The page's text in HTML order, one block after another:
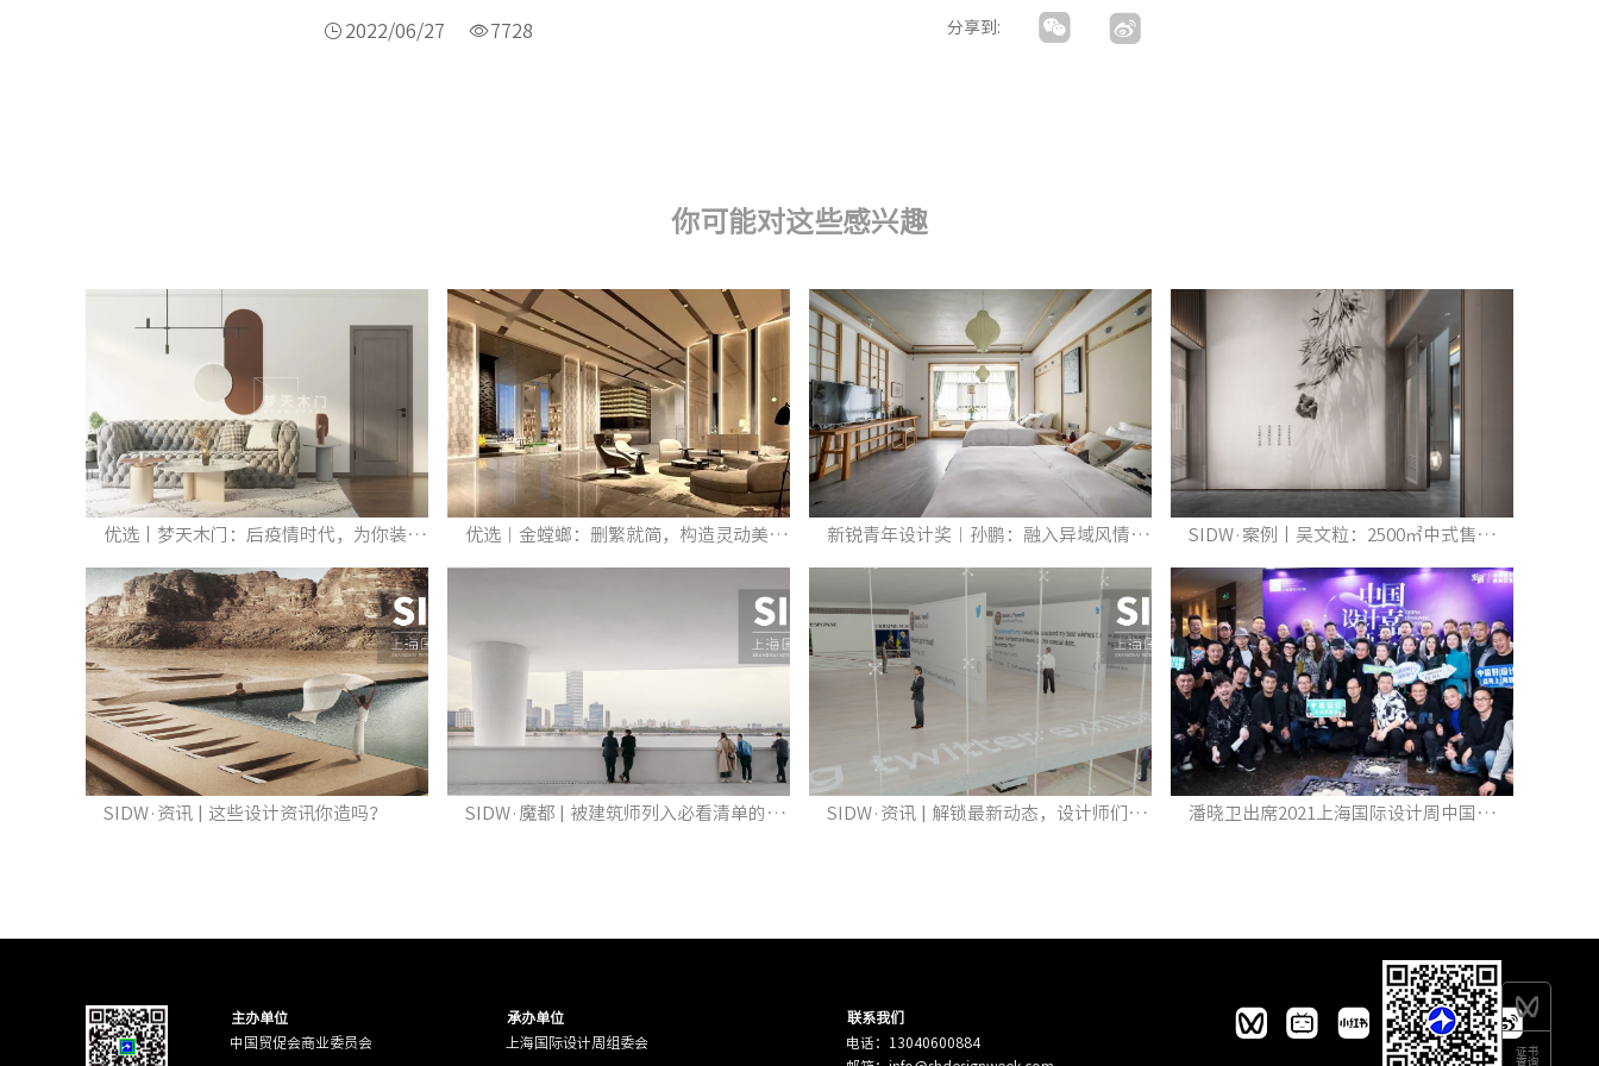
2022/06/27 7728 分享到:
你可能对这些感兴趣
优选丨梦天木门：后疫情时代，为你装修一个健康美好的家 优选︱金螳螂：删繁就简，构造灵动美感空间 新锐青年设计奖︱孙鹏：融入异域风情，将自然风光带进空间里 SIDW·案例丨吴文粒：2500㎡中式售楼处，足以游目骋怀，玩赏风月
SIDW·资讯 | 这些设计资讯你造吗？ SIDW·魔都 | 被建筑师列入必看清单的美术馆！ SIDW·资讯 | 解锁最新动态，设计师们看过来！ 潘晓卫出席2021上海国际设计周中国设计师嘉年华主题IP论坛&amp;策展会议
主办单位 承办单位
联系我们
中国贸促会商业委员会
上海国际设计周组委会
电话：13040600884